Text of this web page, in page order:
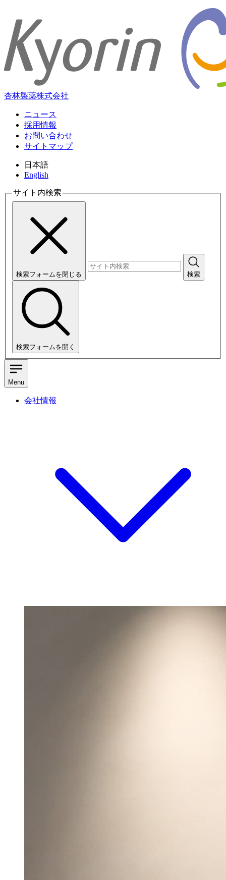
杏林製薬株式会社
ニュース
採用情報
お問い合わせ
サイトマップ
日本語
English
サイト内検索
検索フォームを閉じる 検索
検索フォームを開く
Menu
会社情報